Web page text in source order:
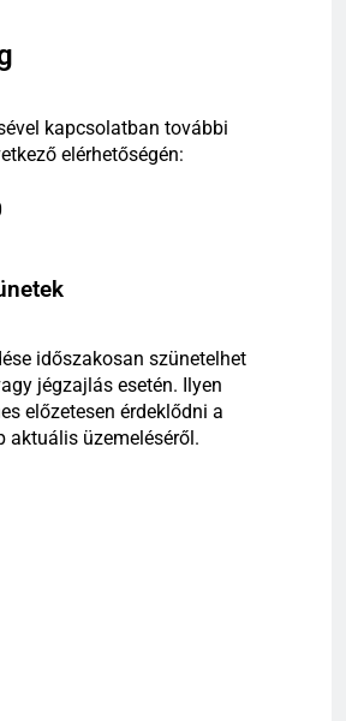
kapcsolatban további
elérhetőségén:
időszakosan szünetelhet
jégzajlás esetén. Ilyen
előzetesen érdeklődni a
aktuális üzemeléséről.